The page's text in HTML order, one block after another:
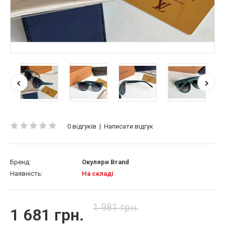
0 відгуків | Написати відгук
Бренд:
Окуляри Brand
Наявність:
На складі
1 681 грн. 1 981 грн.